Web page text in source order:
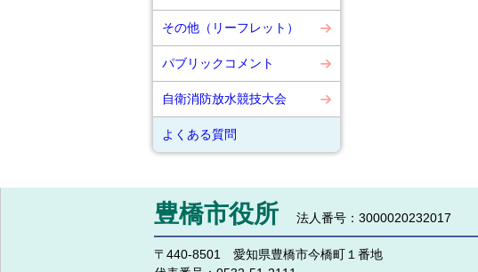
その他（リーフレット）
パブリックコメント
自衛消防放水競技大会
よくある質問
豊橋市役所 法人番号：3000020232017
〒440-8501 愛知県豊橋市今橋町１番地